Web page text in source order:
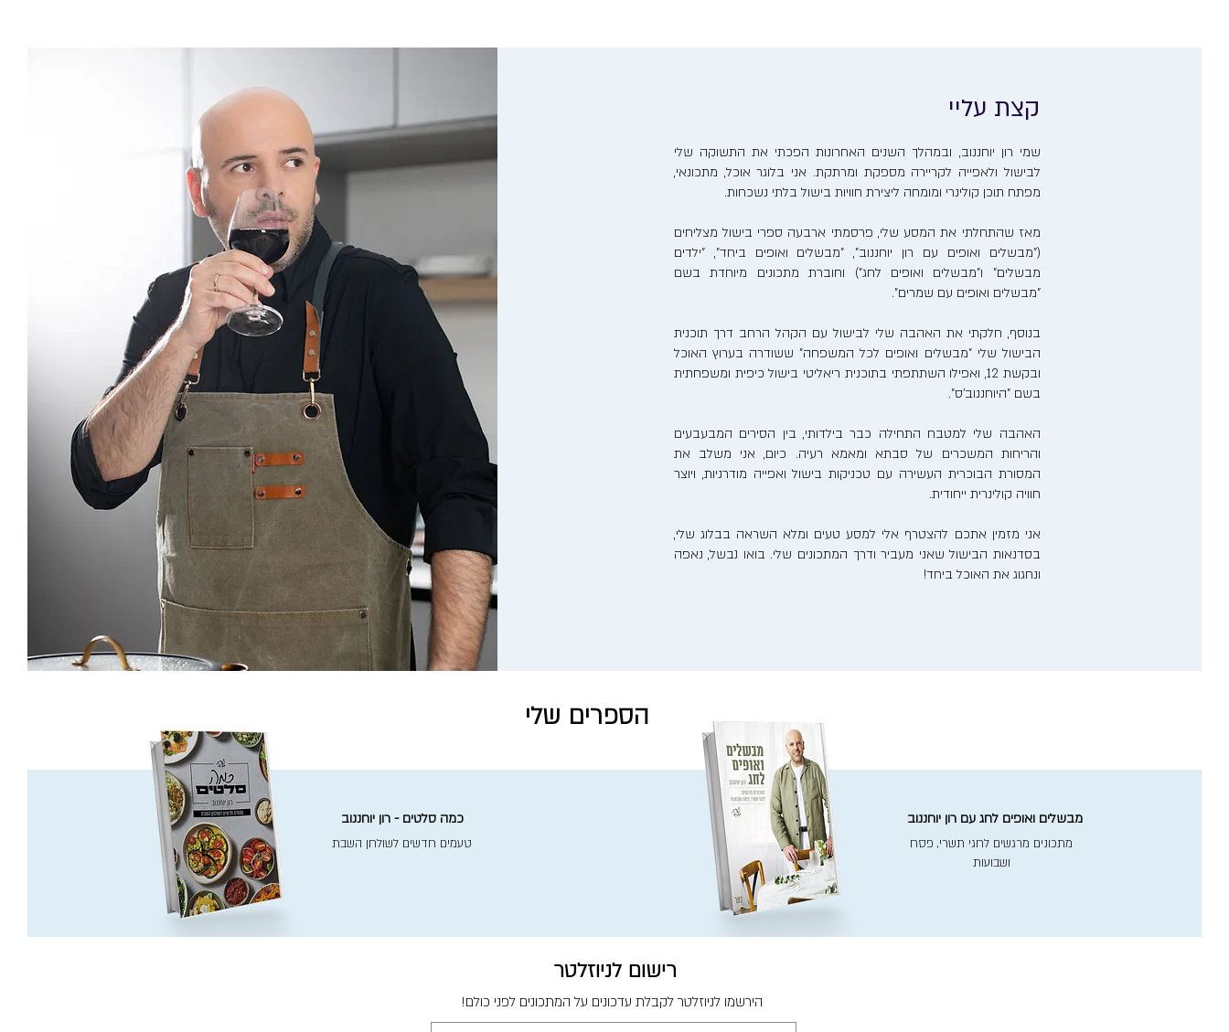
קצת עליי
שמי רון יוחננוב, ובמהלך השנים האחרונות הפכתי את התשוקה שלי
לבישול ולאפייה לקריירה מספקת ומרתקת. אני בלוגר אוכל, מתכונאי,
מפתח תוכן קולינרי ומומחה ליצירת חוויות בישול בלתי נשכחות.
מאז שהתחלתי את המסע שלי, פרסמתי ארבעה ספרי בישול מצליחים
("מבשלים ואופים עם רון יוחננוב", "מבשלים ואופים ביחד", "ילדים
מבשלים" ו"מבשלים ואופים לחג") וחוברת מתכונים מיוחדת בשם
"מבשלים ואופים עם שמרים".
בנוסף, חלקתי את האהבה שלי לבישול עם הקהל הרחב דרך תוכנית
הבישול שלי "מבשלים ואופים לכל המשפחה" ששודרה בערוץ האוכל
ובקשת 12, ואפילו השתתפתי בתוכנית ריאליטי בישול כיפית ומשפחתית
בשם "היוחננוב'ס".
האהבה שלי למטבח התחילה כבר בילדותי, בין הסירים המבעבעים
והריחות המשכרים של סבתא ומאמא רעיה. כיום, אני משלב את
המסורת הבוכרית העשירה עם טכניקות בישול ואפייה מודרניות, ויוצר
חוויה קולינרית ייחודית.
אני מזמין אתכם להצטרף אלי למסע טעים ומלא השראה בבלוג שלי,
בסדנאות הבישול שאני מעביר ודרך המתכונים שלי. בואו נבשל, נאפה
ונחגוג את האוכל ביחד!
הספרים שלי
כמה סלטים - רון יוחננוב
טעמים חדשים לשולחן השבת
מבשלים ואופים לחג עם רון יוחננוב
מתכונים מרגשים לחגי תשרי, פסח
ושבועות
רישום לניוזלטר
הירשמו לניוזלטר לקבלת עדכונים על המתכונים לפני כולם!